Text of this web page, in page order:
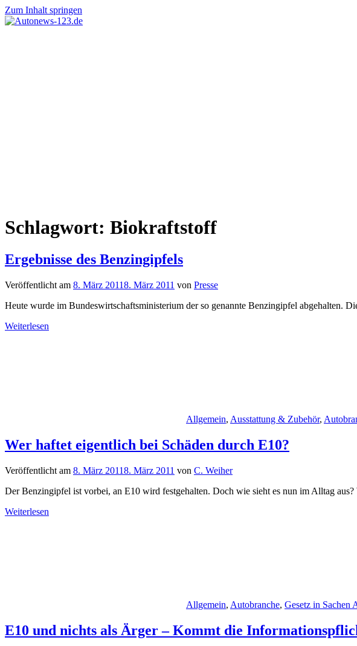
Zum Inhalt springen
Schlagwort: Biokraftstoff
Ergebnisse des Benzingipfels
Veröffentlicht am 8. März 20118. März 2011 von Presse
Heute wurde im Bundeswirtschaftsministerium der so genannte Benzingipfel abgehalten.
Weiterlesen
Allgemein, Ausstattung & Zubehör,
Wer haftet eigentlich bei Schäden durch E10?
Veröffentlicht am 8. März 20118. März 2011 von C. Weiher
Der Benzingipfel ist vorbei, an E10 wird festgehalten. Doch wie sieht es nun im Alltag aus?
Weiterlesen
Allgemein, Autobranche, Gesetz in Sachen
E10 und nichts als Ärger – Kommt die